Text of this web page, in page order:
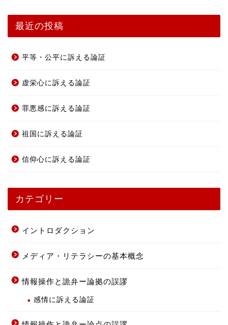
最近の投稿
平等・公平に訴える論証
虚栄心に訴える論証
罪悪感に訴える論証
祖国に訴える論証
信仰心に訴える論証
カテゴリー
イントロダクション
メディア・リテラシーの基本概念
情報操作と詭弁ー論拠の誤謬
感情に訴える論証